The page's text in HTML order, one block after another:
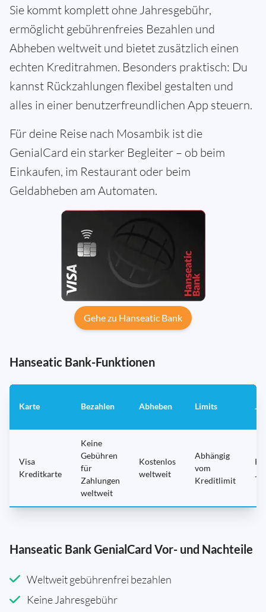
Sie kommt komplett ohne Jahresgebühr,
ermöglicht gebührenfreies Bezahlen und
Abheben weltweit und bietet zusätzlich einen
echten Kreditrahmen. Besonders praktisch: Du
kannst Rückzahlungen flexibel gestalten und
alles in einer benutzerfreundlichen App steuern.
Für deine Reise nach Mosambik ist die
GenialCard ein starker Begleiter – ob beim
Einkaufen, im Restaurant oder beim
Geldabheben am Automaten.
Gehe zu Hanseatic Bank
Hanseatic Bank-Funktionen
Karte Bezahlen Abheben Limits
Visa
Kreditkarte
Keine
Gebühren
für
Zahlungen
weltweit
Kostenlos
weltweit
Abhängig
vom
Kreditlimit
Hanseatic Bank GenialCard Vor- und Nachteile
Weltweit gebührenfrei bezahlen
Keine Jahresgebühr